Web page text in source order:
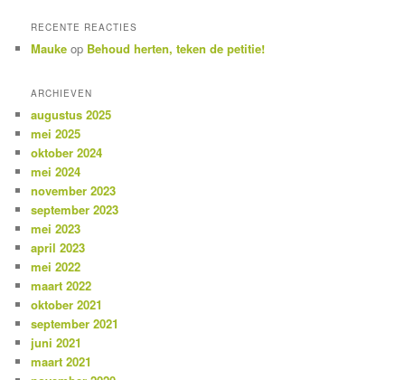
RECENTE REACTIES
Mauke op Behoud herten, teken de petitie!
ARCHIEVEN
augustus 2025
mei 2025
oktober 2024
mei 2024
november 2023
september 2023
mei 2023
april 2023
mei 2022
maart 2022
oktober 2021
september 2021
juni 2021
maart 2021